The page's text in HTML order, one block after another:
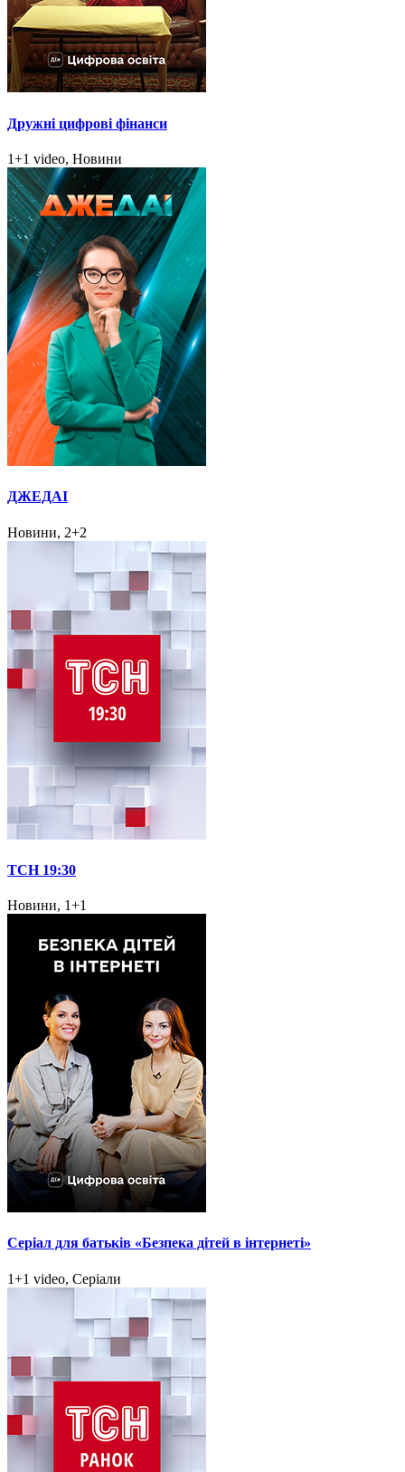
Дружні цифрові фінанси
1+1 video, Новини
ДЖЕДАІ
Новини, 2+2
ТСН 19:30
Новини, 1+1
Серіал для батьків «Безпека дітей в інтернеті»
1+1 video, Серіали